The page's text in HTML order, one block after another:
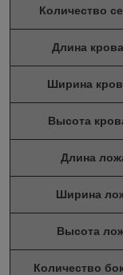
Количество
Длина
Ширина
Высота
Длина
Ширина
Высота
Количество